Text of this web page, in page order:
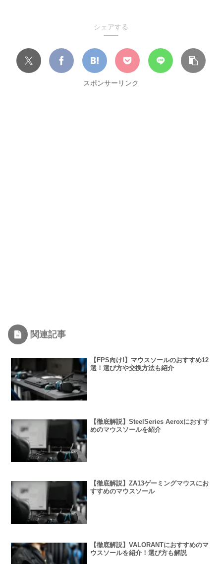
シェアする
スポンサーリンク
関連記事
【FPS向け!】マウスソールのおすすめ12
選！選び方や交換方法も紹介
【徹底解説】SteelSeries Aeroxにおすす
めのマウスソールを紹介
【徹底解説】ZA13ゲーミングマウスにお
すすめのマウスソール
【徹底解説】VALORANTにおすすめのマ
ウスソールを紹介！選び方も解説